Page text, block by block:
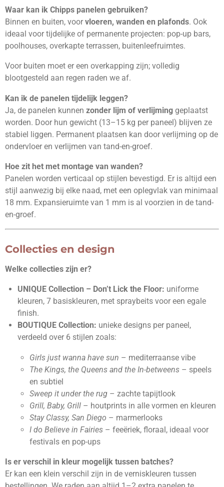
Waar kan ik Chipps panelen gebruiken?
Binnen en buiten, voorvloeren, wanden en plafonds. Ook
ideaal voor tijdelijke of permanente projecten: pop-up bars,
poolhouses, overkapte terrassen, buitenleefruimtes.
Voor buiten moet er een overkapping zijn; volledig
blootgesteld aan regen raden we af.
Kan ik de panelen tijdelijk leggen?
Ja, de panelen kunnen zonder lijm of verlijming geplaatst
worden. Door hun gewicht (13–15 kg per paneel) blijven ze
stabiel liggen. Permanent plaatsen kan door verlijming op de
ondervloer en verlijmen van tand-en-groef.
Hoe zit het met montage van wanden?
Panelen worden verticaal op stijlen bevestigd. Er is altijd een
stijl aanwezig bij elke naad, met een oplegvlak van minimaal
18 mm. Expansieruimte van 1 mm is al voorzien in de tand-
en-groef.
Collecties en design
Welke collecties zijn er?
UNIQUE Collection – Don’t Lick the Floor: uniforme
kleuren, 7 basiskleuren, met spraybeits voor een egale
finish.
BOUTIQUE Collection: unieke designs per paneel,
verdeeld over 6 stijlen zoals:
Girls just wanna have sun – mediterraanse vibe
The Kings, the Queens and the In-betweens – speels
en subtiel
Sweep it under the rug – zachte tapijtlook
Grill, Baby, Grill – houtprints in alle vormen en kleuren
Stay Classy, San Diego – marmerlooks
I do Believe in Fairies – feeëriek, floraal, ideaal voor
festivals en pop-ups
Is er verschil in kleur mogelijk tussen batches?
Er kan een klein verschil zijn in de verniskleuren tussen